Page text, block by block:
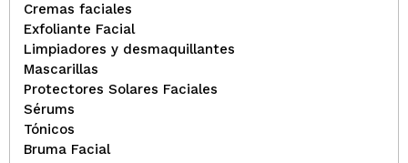
Cremas faciales
Exfoliante Facial
Limpiadores y desmaquillantes
Mascarillas
Protectores Solares Faciales
Sérums
Tónicos
Bruma Facial